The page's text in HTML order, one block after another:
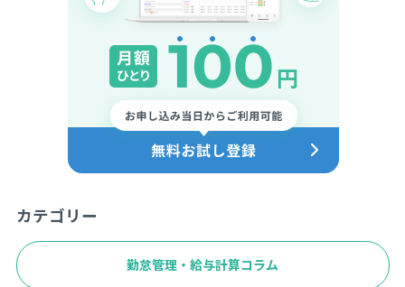
カテゴリー
勤怠管理・給与計算コラム